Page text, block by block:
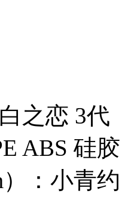
之恋 3代
ABS 硅胶
：小青